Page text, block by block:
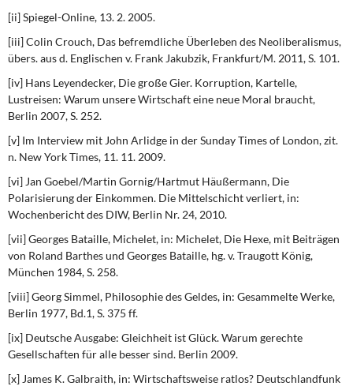
[ii] Spiegel-Online, 13. 2. 2005.
[iii] Colin Crouch, Das befremdliche Überleben des Neoliberalismus,
übers. aus d. Englischen v. Frank Jakubzik, Frankfurt/M. 2011, S. 101.
[iv] Hans Leyendecker, Die große Gier. Korruption, Kartelle,
Lustreisen: Warum unsere Wirtschaft eine neue Moral braucht,
Berlin 2007, S. 252.
[v] Im Interview mit John Arlidge in der Sunday Times of London, zit.
n. New York Times, 11. 11. 2009.
[vi] Jan Goebel/Martin Gornig/Hartmut Häußermann, Die
Polarisierung der Einkommen. Die Mittelschicht verliert, in:
Wochenbericht des DIW, Berlin Nr. 24, 2010.
[vii] Georges Bataille, Michelet, in: Michelet, Die Hexe, mit Beiträgen
von Roland Barthes und Georges Bataille, hg. v. Traugott König,
München 1984, S. 258.
[viii] Georg Simmel, Philosophie des Geldes, in: Gesammelte Werke,
Berlin 1977, Bd.1, S. 375 ff.
[ix] Deutsche Ausgabe: Gleichheit ist Glück. Warum gerechte
Gesellschaften für alle besser sind. Berlin 2009.
[x] James K. Galbraith, in: Wirtschaftsweise ratlos? Deutschlandfunk